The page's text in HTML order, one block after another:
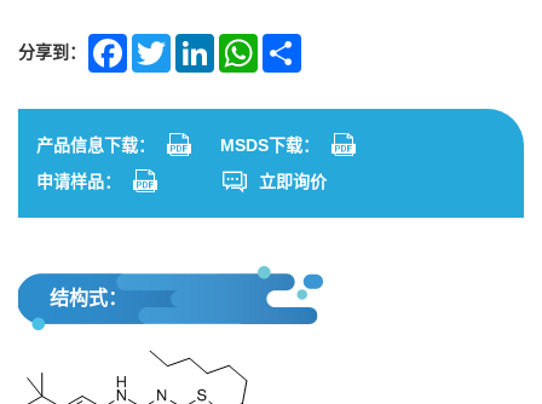
分享到： Facebook
TwitterLinkedInWhatsApp
产品信息下载：
MSDS下载：
申请样品：
立即询价
结构式：